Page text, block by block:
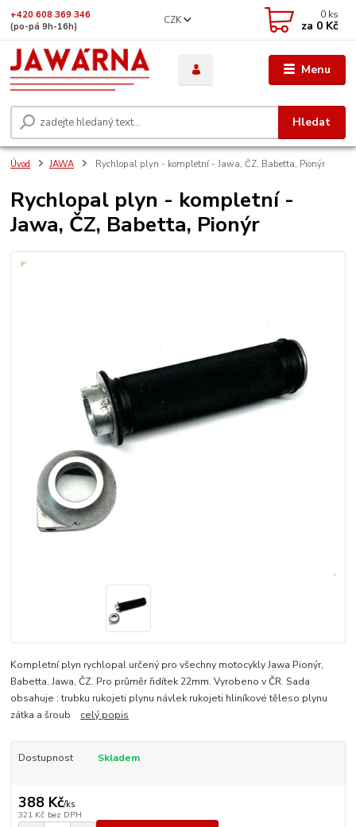
Menu
CZK
Hledat
+420 608 369 346
(po-pá 9h-16h)
0 ks
za 0 Kč
Úvod JAWA Rychlopal plyn - kompletní - Jawa, ČZ, Babetta, Pionýr
Rychlopal plyn - kompletní -
Jawa, ČZ, Babetta, Pionýr
Kompletní plyn rychlopal určený pro všechny motocykly Jawa Pionýr,
Babetta, Jawa, ČZ. Pro průměr řidítek 22mm. Vyrobeno v ČR. Sada
obsahuje : trubku rukojeti plynu návlek rukojeti hliníkové těleso plynu
zátka a šroub celý popis
Dostupnost Skladem
388 Kč/ks
321 Kč bez DPH